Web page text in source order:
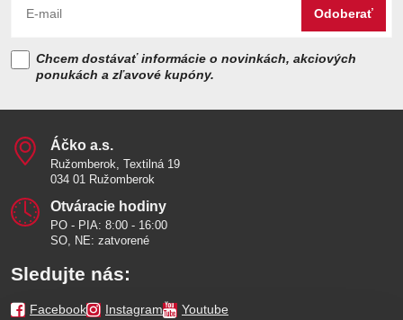
Odoberať
Chcem dostávať informácie o novinkách, akciových
ponukách a zľavové kupóny.
Áčko a​.s​.
Ružomberok, Textilná 19
034 01 Ružomberok
Otváracie hodiny
PO - PIA: 8:00 - 16:00
SO, NE: zatvorené
Sledujte nás:
Facebook Instagram Youtube